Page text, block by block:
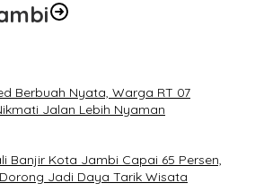
Berbuah Nyata, Warga RT 07
Jalan Lebih Nyaman
Banjir Kota Jambi Capai 65 Persen,
Jadi Daya Tarik Wisata